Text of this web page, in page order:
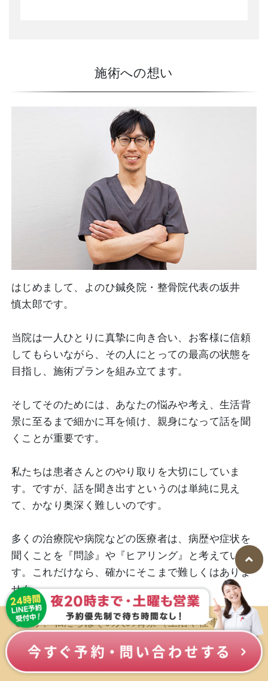
施術への想い
はじめまして、よのひ鍼灸院・整骨院代表の坂井
慎太郎です。
当院は一人ひとりに真摯に向き合い、お客様に信頼
してもらいながら、その人にとっての最高の状態を
目指し、施術プランを組み立てます。
そしてそのためには、あなたの悩みや考え、生活背
景に至るまで細かに耳を傾け、親身になって話を聞
くことが重要です。
私たちは患者さんとのやり取りを大切にしていま
す。ですが、話を聞き出すというのは単純に見え
て、かなり奥深く難しいのです。
多くの治療院や病院などの医療者は、病歴や症状を
聞くことを『問診』や『ヒアリング』と考えていま
す。これだけなら、確かにそこまで難しくはありま
せん。
ですが、私たちはその人の背景（生活や仕事、家族
構成など）や悩みを聞き出し、症状の原因を見つけ
るまでが問診の本当の価値と考えています。